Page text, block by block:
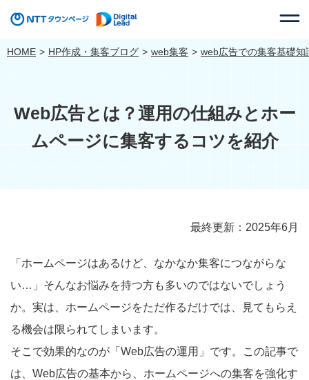
HOME HP作成・集客ブログ web集客 web広告での集客基礎知
Web広告とは？運用の仕組みとホー
ムページに集客するコツを紹介
最終更新：2025年6月
「ホームページはあるけど、なかなか集客につながらな
い…」そんなお悩みを持つ方も多いのではないでしょう
か。実は、ホームページをただ作るだけでは、見てもらえ
る機会は限られてしまいます。
そこで効果的なのが「Web広告の運用」です。この記事で
は、Web広告の基本から、ホームページへの集客を強化す